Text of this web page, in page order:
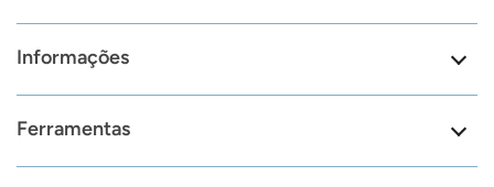
Informações
Ferramentas